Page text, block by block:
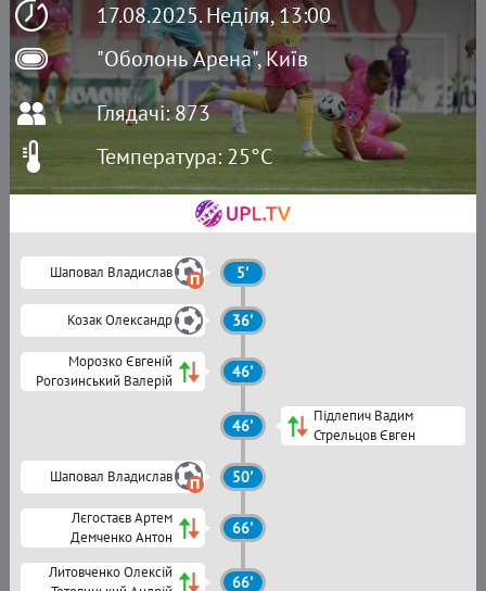
17.08.2025. Неділя, 13:00
"Оболонь Арена", Київ
Глядачі: 873
Температура: 25°C
Шаповал Владислав 5'
Козак Олександр 36'
Морозко Євгеній
Рогозинський Валерій
46'
46'
Підлепич Вадим
Стрельцов Євген
Шаповал Владислав 50'
Лєгостаєв Артем
Демченко Антон
66'
Литовченко Олексій
66'